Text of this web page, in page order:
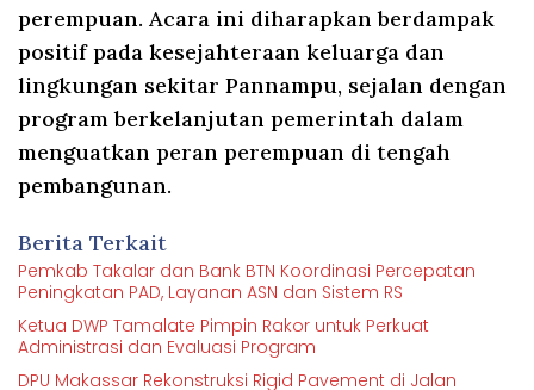
perempuan. Acara ini diharapkan berdampak
positif pada kesejahteraan keluarga dan
lingkungan sekitar Pannampu, sejalan dengan
program berkelanjutan pemerintah dalam
menguatkan peran perempuan di tengah
pembangunan.
Berita Terkait
Pemkab Takalar dan Bank BTN Koordinasi Percepatan
Peningkatan PAD, Layanan ASN dan Sistem RS
Ketua DWP Tamalate Pimpin Rakor untuk Perkuat
Administrasi dan Evaluasi Program
DPU Makassar Rekonstruksi Rigid Pavement di Jalan